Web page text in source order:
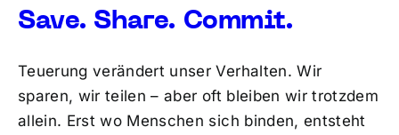
Save. Share. Commit.
Teuerung verändert unser Verhalten. Wir
sparen, wir teilen – aber oft bleiben wir trotzdem
allein. Erst wo Menschen sich binden, entsteht